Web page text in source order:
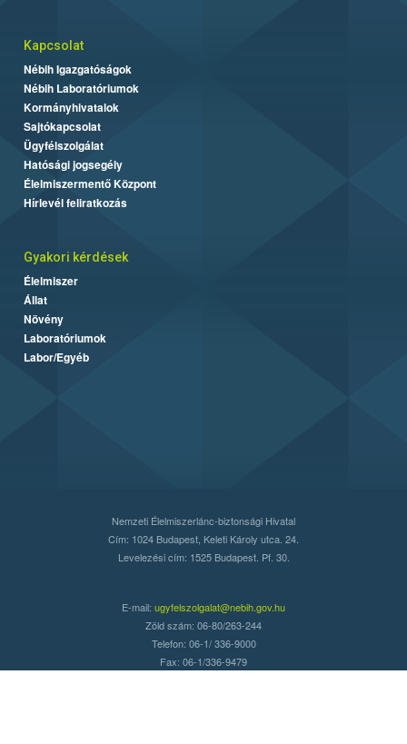
Kapcsolat
Nébih Igazgatóságok
Nébih Laboratóriumok
Kormányhivatalok
Sajtókapcsolat
Ügyfélszolgálat
Hatósági jogsegély
Élelmiszermentő Központ
Hírlevél feliratkozás
Gyakori kérdések
Élelmiszer
Állat
Növény
Laboratóriumok
Labor/Egyéb
Nemzeti Élelmiszerlánc-biztonsági Hivatal
Cím: 1024 Budapest, Keleti Károly utca. 24.
Levelezési cím: 1525 Budapest. Pf. 30.
E-mail: ugyfelszolgalat@nebih.gov.hu
Zöld szám: 06-80/263-244
Telefon: 06-1/ 336-9000
Fax: 06-1/336-9479